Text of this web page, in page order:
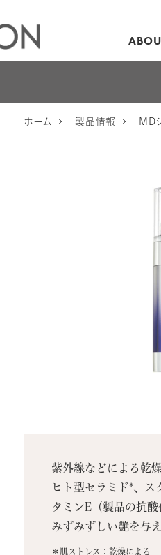
ホーム 製品情報 MD
紫外線などによる乾
ヒト型セラミド*、ス
タミンE（製品の抗酸
みずみずしい艶を与
＊肌ストレス：乾燥による